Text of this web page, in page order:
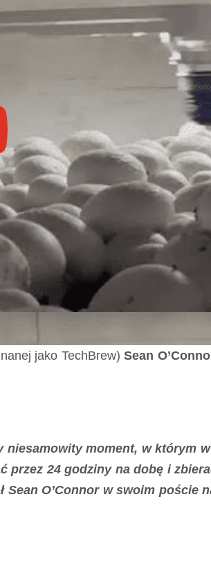
jako TechBrew)Sean
niesamowity moment, w którym
przez 24 godziny na dobę i
Sean O’Connor w swoim poście